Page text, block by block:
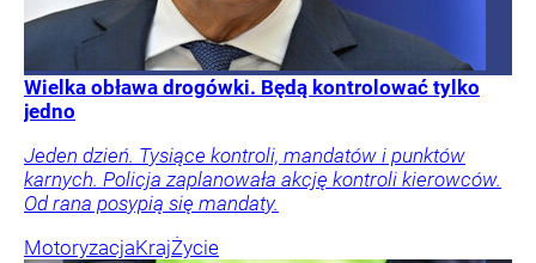
Wielka obława drogówki. Będą kontrolować tylko
jedno
Jeden dzień. Tysiące kontroli, mandatów i punktów
karnych. Policja zaplanowała akcję kontroli kierowców.
Od rana posypią się mandaty.
MotoryzacjaKrajŻycie